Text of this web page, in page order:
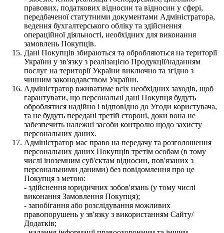
правових, податкових відносин та відносин у сфері,
передбаченої статутними документами Адміністратора,
ведення бухгалтерського обліку та здійснення
операційної діяльності, необхідних для виконання
замовлень Покупців.
Дані Покупців збираються та обробляються на території
України у зв'язку з реалізацією Продукції/наданням
послуг на території України виключно та згідно з
чинним законодавством України.
Адміністратор вживатиме всіх необхідних заходів, щоб
гарантувати, що персональні дані Покупця будуть
оброблятися надійно і відповідно до Угоди користувача,
та не будуть передані третій стороні, доки вона не
забезпечить належні засоби контролю щодо захисту
персональних даних.
Адміністратор має право на передачу та розголошення
персональних даних Покупців третім особам (в тому
числі іноземним суб'єктам відносин, пов'язаних з
персональними даними) без повідомлення про це
Покупця з метою:
- здійснення юридичних зобов'язань (у тому числі
виконання Замовлення Покупця);
- запобігання або розслідування можливих
правопорушень у зв'язку з використанням Сайту/
Додатків;